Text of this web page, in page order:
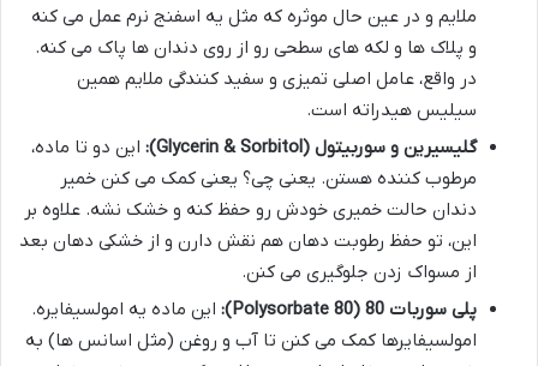
ملایم و در عین حال موثره که مثل یه اسفنج نرم عمل می کنه
و پلاک ها و لکه های سطحی رو از روی دندان ها پاک می کنه.
در واقع، عامل اصلی تمیزی و سفید کنندگی ملایم همین
سیلیس هیدراته است.
گلیسیرین و سوربیتول (Glycerin & Sorbitol):
این دو تا ماده،
مرطوب کننده هستن. یعنی چی؟ یعنی کمک می کنن خمیر
دندان حالت خمیری خودش رو حفظ کنه و خشک نشه. علاوه بر
این، تو حفظ رطوبت دهان هم نقش دارن و از خشکی دهان بعد
از مسواک زدن جلوگیری می کنن.
پلی سوربات 80 (Polysorbate 80):
این ماده یه امولسیفایره.
امولسیفایرها کمک می کنن تا آب و روغن (مثل اسانس ها) به